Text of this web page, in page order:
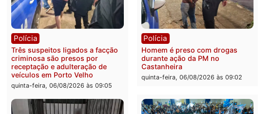
Polícia
Policiais militares recuperam
moto furtada e prendem trio na
zona Leste
quinta-feira, 06/08/2026 às 09:28
Jovem é encontrado
Rua dos Cravos e caso é
investigado pela polícia
quinta-feira, 06/08/2026 às